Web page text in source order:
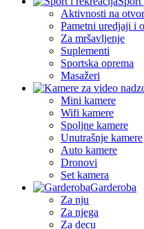
Aktivnosti na
Pametni uredjaji i
Za mršavljenje
Suplementi
Sportska oprema
Masažeri
Mini kamere
Wifi kamere
Spoljne kamere
Unutrašnje kamere
Auto kamere
Dronovi
Set kamera
Garderoba
Za nju
Za njega
Za decu